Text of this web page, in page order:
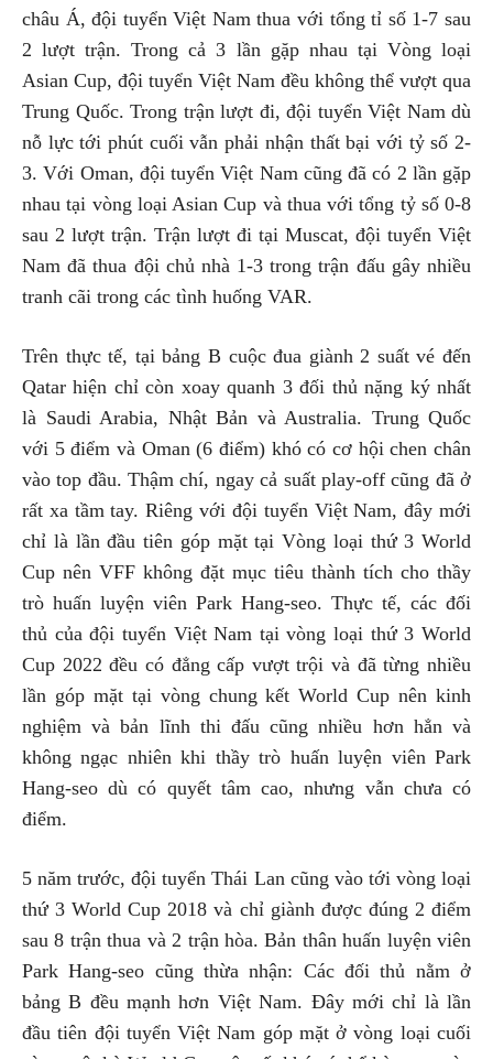
châu Á, đội tuyển Việt Nam thua với tổng tỉ số 1-7 sau
2 lượt trận. Trong cả 3 lần gặp nhau tại Vòng loại
Asian Cup, đội tuyển Việt Nam đều không thể vượt qua
Trung Quốc. Trong trận lượt đi, đội tuyển Việt Nam dù
nỗ lực tới phút cuối vẫn phải nhận thất bại với tỷ số 2-
3. Với Oman, đội tuyển Việt Nam cũng đã có 2 lần gặp
nhau tại vòng loại Asian Cup và thua với tổng tỷ số 0-8
sau 2 lượt trận. Trận lượt đi tại Muscat, đội tuyển Việt
Nam đã thua đội chủ nhà 1-3 trong trận đấu gây nhiều
tranh cãi trong các tình huống VAR.
Trên thực tế, tại bảng B cuộc đua giành 2 suất vé đến
Qatar hiện chỉ còn xoay quanh 3 đối thủ nặng ký nhất
là Saudi Arabia, Nhật Bản và Australia. Trung Quốc
với 5 điểm và Oman (6 điểm) khó có cơ hội chen chân
vào top đầu. Thậm chí, ngay cả suất play-off cũng đã ở
rất xa tầm tay. Riêng với đội tuyển Việt Nam, đây mới
chỉ là lần đầu tiên góp mặt tại Vòng loại thứ 3 World
Cup nên VFF không đặt mục tiêu thành tích cho thầy
trò huấn luyện viên Park Hang-seo. Thực tế, các đối
thủ của đội tuyển Việt Nam tại vòng loại thứ 3 World
Cup 2022 đều có đẳng cấp vượt trội và đã từng nhiều
lần góp mặt tại vòng chung kết World Cup nên kinh
nghiệm và bản lĩnh thi đấu cũng nhiều hơn hẳn và
không ngạc nhiên khi thầy trò huấn luyện viên Park
Hang-seo dù có quyết tâm cao, nhưng vẫn chưa có
điểm.
5 năm trước, đội tuyển Thái Lan cũng vào tới vòng loại
thứ 3 World Cup 2018 và chỉ giành được đúng 2 điểm
sau 8 trận thua và 2 trận hòa. Bản thân huấn luyện viên
Park Hang-seo cũng thừa nhận: Các đối thủ nằm ở
bảng B đều mạnh hơn Việt Nam. Đây mới chỉ là lần
đầu tiên đội tuyển Việt Nam góp mặt ở vòng loại cuối